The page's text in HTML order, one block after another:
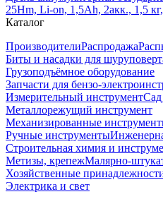
25Hm, Li-on, 1,5Ah, 2акк., 1,5
Каталог
ПроизводителиРаспродажа
Биты и насадки для
Грузоподъёмное оборудование
Запчасти для бензо-
Измерительный инструментСад
Металлорежущий инструмент
Механизированные
Ручные инструменты
Строительная химия и
Метизы, крепежМалярно-
Хозяйственные
Электрика и свет